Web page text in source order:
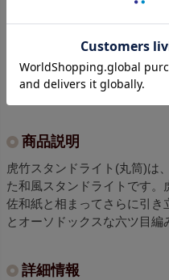
商品についてのお問い合
商品説明
虎竹スタンドライト(丸筒)は
た和風スタンドライトです。
佐和紙と相まってさらに引き
とオーソドックスな六ツ目編
詳細情報